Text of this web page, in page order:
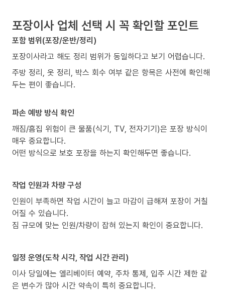
포장이사 업체 선택 시 꼭 확인할 포인트
포함 범위(포장/운반/정리)
포장이사라고 해도 정리 범위가 동일하다고 보기 어렵습니다.
주방 정리, 옷 정리, 박스 회수 여부 같은 항목은 사전에 확인해
두는 편이 좋습니다.
파손 예방 방식 확인
깨짐/흠집 위험이 큰 물품(식기, TV, 전자기기)은 포장 방식이
매우 중요합니다.
어떤 방식으로 보호 포장을 하는지 확인해두면 좋습니다.
작업 인원과 차량 구성
인원이 부족하면 작업 시간이 늘고 마감이 급해져 포장이 거칠
어질 수 있습니다.
짐 규모에 맞는 인원/차량이 잡혀 있는지 확인이 중요합니다.
일정 운영(도착 시각, 작업 시간 관리)
이사 당일에는 엘리베이터 예약, 주차 통제, 입주 시간 제한 같
은 변수가 많아 시간 약속이 특히 중요합니다.